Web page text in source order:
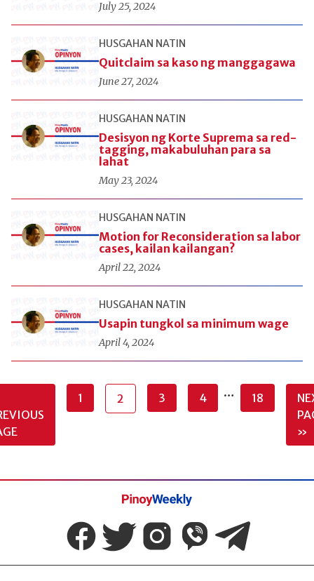
July 25, 2024
HUSGAHAN NATIN
Quitclaim sa kaso ng manggagawa
June 27, 2024
HUSGAHAN NATIN
Desisyon ng Korte Suprema sa red-
tagging, makabuluhan para sa
lahat
May 23, 2024
HUSGAHAN NATIN
Motion for Reconsideration sa labor
cases, kailan kailangan?
April 22, 2024
HUSGAHAN NATIN
Usapin tungkol sa minimum wage
April 4, 2024
1 2 3 4 … 18
»
Pinoy
Weekly